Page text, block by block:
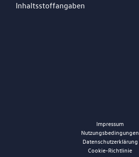
Inhaltsstoffangaben
Impressum
Nutzungsbedingungen
Datenschutzerklärung
Cookie-Richtlinie